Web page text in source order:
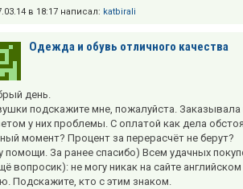
в 18:17 написал: katbirali
Одежда и обувь отличного качества
день.
подскажите мне, пожалуйста.
у них проблемы. С оплатой как дела
момент? Процент за перерасчёт не берут?
помощи. За ранее спасибо) Всем удачных
вопросик): не могу никак на сайте
Подскажите, кто с этим знаком.